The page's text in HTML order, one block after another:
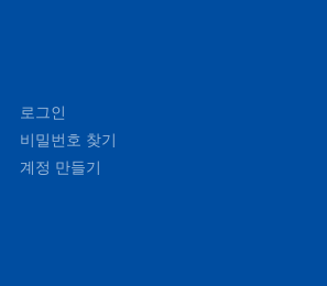
로그인
비밀번호 찾기
계정 만들기